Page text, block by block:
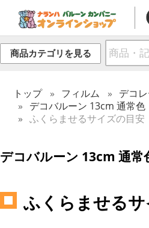
商品カテゴリを見る
トップ フィルム デコ
デコバルーン 13cm 通常色
ふくらませるサイズの目安
デコバルーン 13cm 通常
ふくらませる